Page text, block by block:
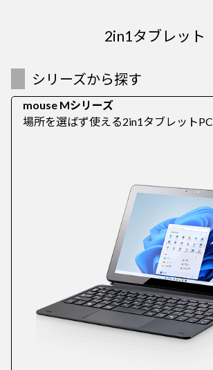
2in1タブレット
シリーズから探す
mouse Mシリーズ
場所を選ばず使える2in1タブレットPC